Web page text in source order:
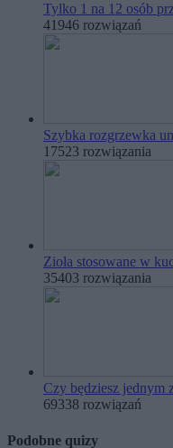
Tylko 1 na 12 osób
41946 rozwiązań
Szybka rozgrzewka
17523 rozwiązania
Zioła stosowane w
35403 rozwiązania
Czy będziesz jednym
69338 rozwiązań
Podobne quizy